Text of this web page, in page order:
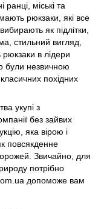
міські та
рюкзаки, які все
як підлітки,
стильний вигляд,
рюкзаки в лідери
були незвичною
похідних
укупі з
без зайвих
яка вірою і
повсякденне
Звичайно, для
потрібно
допоможе вам